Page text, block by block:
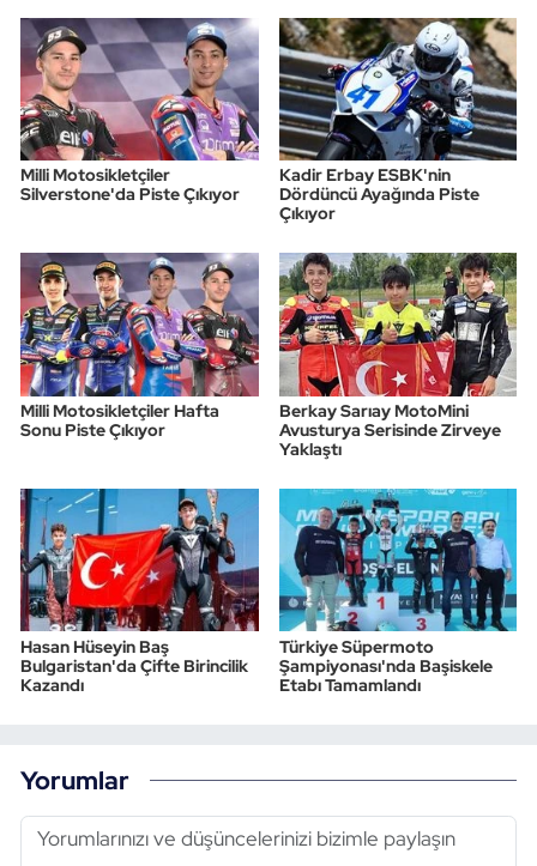
Milli Motosikletçiler
Silverstone'da Piste Çıkıyor
Kadir Erbay ESBK'nin
Dördüncü Ayağında Piste
Çıkıyor
Milli Motosikletçiler Hafta
Sonu Piste Çıkıyor
Berkay Sarıay MotoMini
Avusturya Serisinde Zirveye
Yaklaştı
Hasan Hüseyin Baş
Bulgaristan'da Çifte Birincilik
Kazandı
Türkiye Süpermoto
Şampiyonası'nda Başiskele
Etabı Tamamlandı
Yorumlar